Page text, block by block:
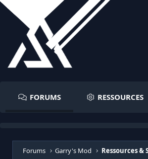
FORUMS RESSOURCES
Forums Garry's Mod Ressources &